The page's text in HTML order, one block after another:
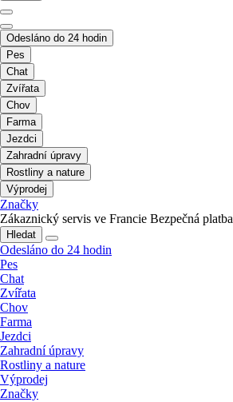
Odesláno do 24 hodin
Pes
Chat
Zvířata
Chov
Farma
Jezdci
Zahradní úpravy
Rostliny a nature
Výprodej
Značky
Zákaznický servis ve Francie Bezpečná platba
Hledat
Odesláno do 24 hodin
Pes
Chat
Zvířata
Chov
Farma
Jezdci
Zahradní úpravy
Rostliny a nature
Výprodej
Značky